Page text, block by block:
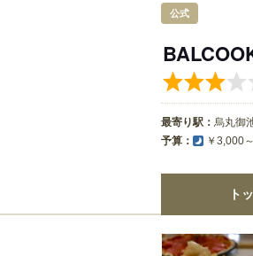
公式
最寄り駅： 烏丸御
予算： ￥3,000
ト